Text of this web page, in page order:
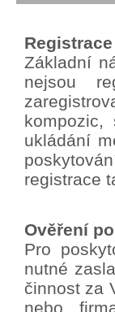
Registrace
Základní
nejsou
ukládání
registrace
Ověření
Pro
nutné
činnost za
nebo